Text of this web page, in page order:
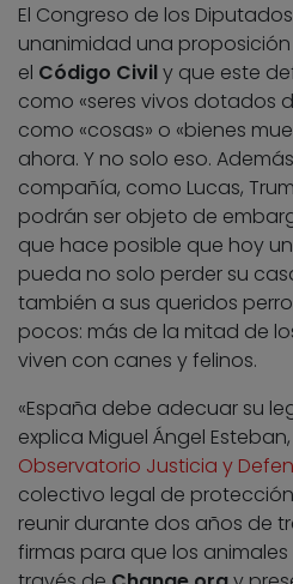
El Congreso de los
unanimidad una
el Código Civily que este
como «seres vivos dotados
como «cosas» o «bienes
ahora. Y no solo eso.
compañía, como Lucas,
podrán ser objeto de
que hace posible que hoy
pueda no solo perder su
también a sus queridos
pocos: más de la mitad de
viven con canes y felinos.
«España debe adecuar su
explica Miguel Ángel
Observatorio Justicia y
colectivo legal de
reunir durante dos años de
firmas para que los animales